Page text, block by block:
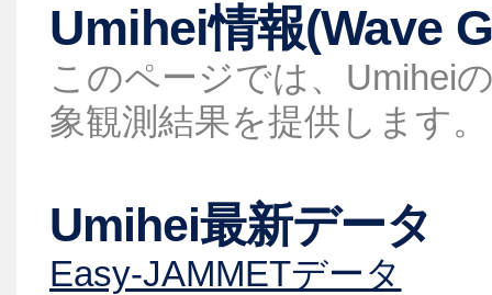
Umihei情報(Wave
このページでは、Umihei
象観測結果を提供します。
Umihei最新データ
Easy-JAMMETデータ